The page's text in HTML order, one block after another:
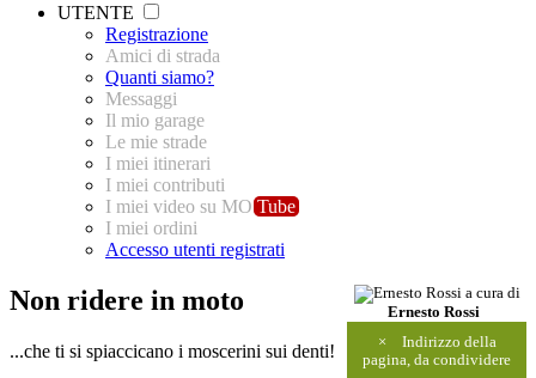
UTENTE
Registrazione
Amici di strada
Quanti siamo?
Messaggi
Il mio garage
Le mie strade
I miei itinerari
I miei contributi
I miei video su MO Tube
I miei ordini
Accesso utenti registrati
a cura di
Ernesto Rossi
×
Indirizzo della
pagina, da condividere
Non ridere in moto
...che ti si spiaccicano i moscerini sui denti!